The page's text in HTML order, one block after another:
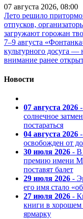
07 августа 2026, 08:00
Лето решило
отпусков,
загружают горожан
7–9 августа
культурного досуга —
внимание ранее
Новости
07 августа 2026
солнечное
постараться
04 августа 2026
освобожден от
30 июля 2026 - В
премию имени
поставят балет
29 июля 2026 -
его имя стало
27 июля 2026 -
книги в хорошем
ярмарку